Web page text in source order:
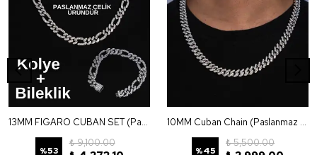
13MM FIGARO CUBAN SET (Paslanmaz Çelik)
%53
₺ 9,100.00
10MM Cuban Chain (Paslanmaz Çelik)
%45
₺ 5,500.00